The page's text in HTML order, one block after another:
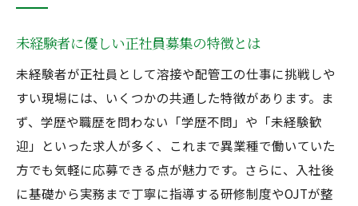
未経験者に優しい正社員募集の特徴とは
未経験者が正社員として溶接や配管工の仕事に挑戦しや
すい現場には、いくつかの共通した特徴があります。ま
ず、学歴や職歴を問わない「学歴不問」や「未経験歓
迎」といった求人が多く、これまで異業種で働いていた
方でも気軽に応募できる点が魅力です。さらに、入社後
に基礎から実務まで丁寧に指導する研修制度やOJTが整